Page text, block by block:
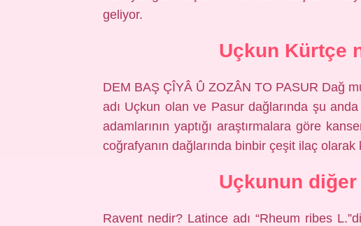
geliyor.
Uçkun Kürtçe
DEM BAŞ ÇÎYÂ Û ZOZÂN TO PASUR Dağ
adı Uçkun olan ve Pasur dağlarında şu
adamlarının yaptığı araştırmalara göre
coğrafyanın dağlarında binbir çeşit ilaç olarak
Uçkunun diğer
Ravent nedir? Latince adı “Rheum ribes